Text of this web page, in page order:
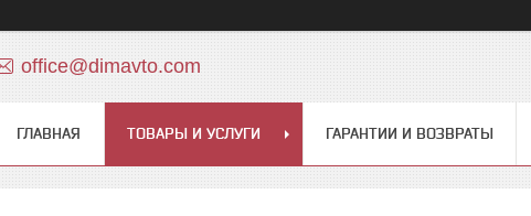
office@dimavto.com
ГЛАВНАЯ ТОВАРЫ И УСЛУГИ ГАРАНТИИ И ВОЗВРАТЫ